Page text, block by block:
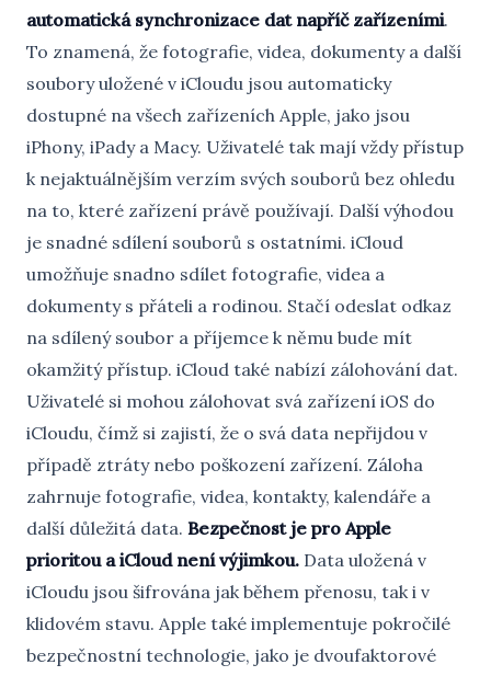
automatická synchronizace dat napříč zařízeními.
To znamená, že fotografie, videa, dokumenty a další
soubory uložené v iCloudu jsou automaticky
dostupné na všech zařízeních Apple, jako jsou
iPhony, iPady a Macy. Uživatelé tak mají vždy přístup
k nejaktuálnějším verzím svých souborů bez ohledu
na to, které zařízení právě používají. Další výhodou
je snadné sdílení souborů s ostatními. iCloud
umožňuje snadno sdílet fotografie, videa a
dokumenty s přáteli a rodinou. Stačí odeslat odkaz
na sdílený soubor a příjemce k němu bude mít
okamžitý přístup. iCloud také nabízí zálohování dat.
Uživatelé si mohou zálohovat svá zařízení iOS do
iCloudu, čímž si zajistí, že o svá data nepřijdou v
případě ztráty nebo poškození zařízení. Záloha
zahrnuje fotografie, videa, kontakty, kalendáře a
další důležitá data. Bezpečnost je pro Apple
prioritou a iCloud není výjimkou. Data uložená v
iCloudu jsou šifrována jak během přenosu, tak i v
klidovém stavu. Apple také implementuje pokročilé
bezpečnostní technologie, jako je dvoufaktorové